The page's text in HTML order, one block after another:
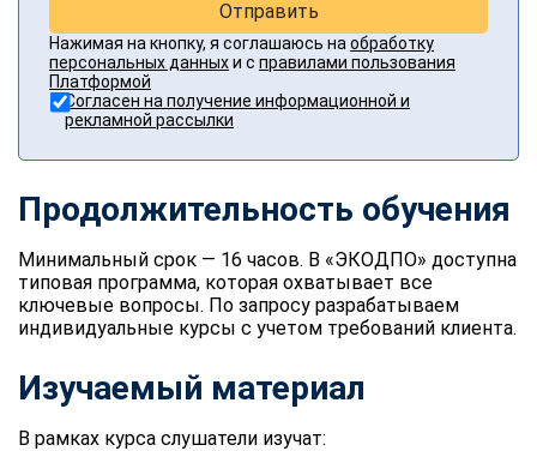
Отправить
Нажимая на кнопку, я соглашаюсь на обработку
персональных данныхи с правилами пользования
Платформой
Согласен на получение информационной и
рекламной рассылки
Продолжительность обучения
Минимальный срок — 16 часов. В «ЭКОДПО» доступна
типовая программа, которая охватывает все
ключевые вопросы. По запросу разрабатываем
индивидуальные курсы с учетом требований клиента.
Изучаемый материал
В рамках курса слушатели изучат: